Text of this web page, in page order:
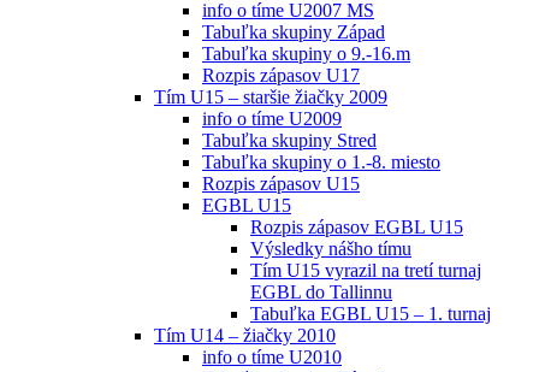
info o tíme U2007 MS
Tabuľka skupiny Západ
Tabuľka skupiny o 9.-16.m
Rozpis zápasov U17
Tím U15 – staršie žiačky 2009
info o tíme U2009
Tabuľka skupiny Stred
Tabuľka skupiny o 1.-8. miesto
Rozpis zápasov U15
EGBL U15
Rozpis zápasov EGBL U15
Výsledky nášho tímu
Tím U15 vyrazil na tretí turnaj
EGBL do Tallinnu
Tabuľka EGBL U15 – 1. turnaj
Tím U14 – žiačky 2010
info o tíme U2010